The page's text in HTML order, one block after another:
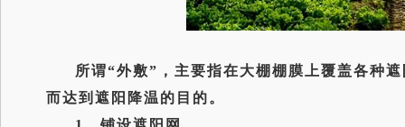
所谓“外敷”，主要指在大棚棚膜上覆盖各种
而达到遮阳降温的目的。